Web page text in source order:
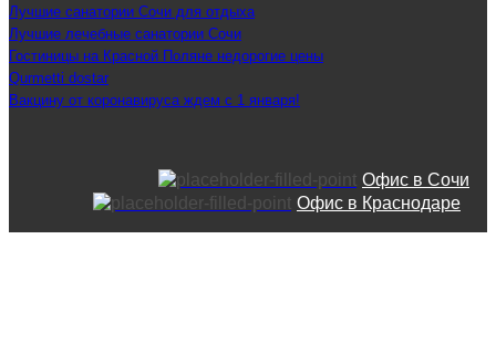
Лучшие санатории Сочи для отдыха
Лучшие лечебные санатории Сочи
Гостиницы на Красной Поляне недорогие цены
Qurmetti dostar
Вакцину от коронавируса ждем с 1 января!
Офис в Сочи
Офис в Краснодаре